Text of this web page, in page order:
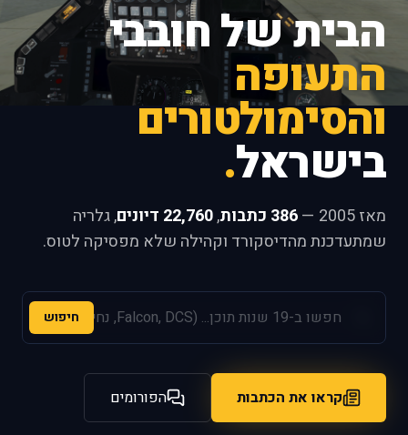
הבית של חובבי
התעופה
והסימולטורים
בישראל.
מאז 2005 — 386 כתבות ,22,760 דיונים
, גלריה
שמתעדכנת מהדיסקורד וקהילה שלא מפסיקה לטוס.
חיפוש
קראו את הכתבות הפורומים